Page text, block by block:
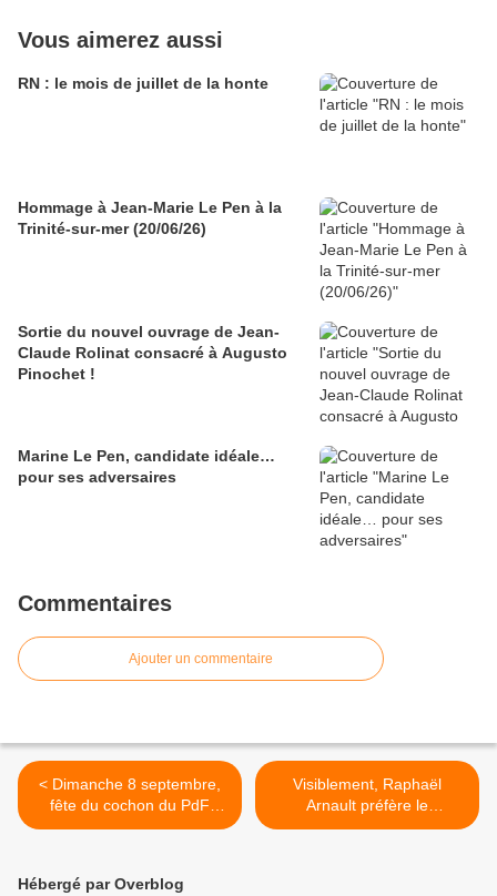
Vous aimerez aussi
RN : le mois de juillet de la honte
Hommage à Jean-Marie Le Pen à la
Trinité-sur-mer (20/06/26)
Sortie du nouvel ouvrage de Jean-
Claude Rolinat consacré à Augusto
Pinochet !
Marine Le Pen, candidate idéale…
pour ses adversaires
Commentaires
Ajouter un commentaire
< Dimanche 8 septembre,
fête du cochon du PdF
Bretagne !
Visiblement, Raphaël
Arnault préfère le
Royaume-Uni à Avignon ! >
Hébergé par Overblog